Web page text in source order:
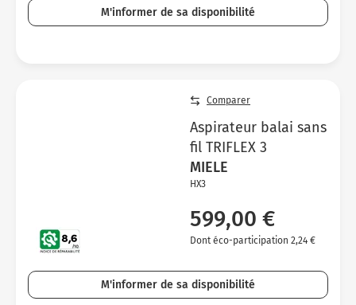
M'informer de sa disponibilité
Comparer
Aspirateur balai sans
fil TRIFLEX 3
MIELE
HX3
599,00 €
Dont éco-participation 2,24 €
M'informer de sa disponibilité